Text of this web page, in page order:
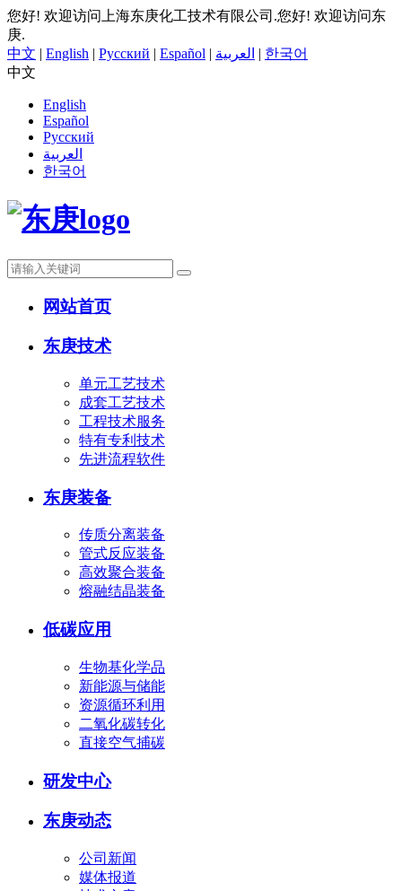
您好! 欢迎访问上海东庚化工技术有限公司.您好! 欢迎访问东
庚.
中文 | English | Русский | Español | العربية | 한국어
中文
English
Español
Русский
العربية
한국어
网站首页
东庚技术
单元工艺技术
成套工艺技术
工程技术服务
特有专利技术
先进流程软件
东庚装备
传质分离装备
管式反应装备
高效聚合装备
熔融结晶装备
低碳应用
生物基化学品
新能源与储能
资源循环利用
二氧化碳转化
直接空气捕碳
研发中心
东庚动态
公司新闻
媒体报道